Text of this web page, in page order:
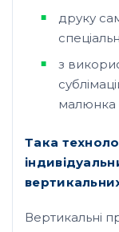
друку
з
малюнка
Така
Вертикальні